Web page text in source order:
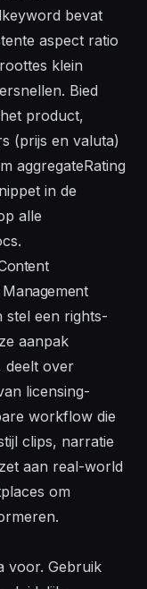
bevat
aspect ratio
klein
Bied
product,
(prijs en valuta)
aggregateRating
in de
alle
stel een rights-
aanpak
deelt over
licensing-
workflow die
clips, narratie
aan real-world
om
voor. Gebruik